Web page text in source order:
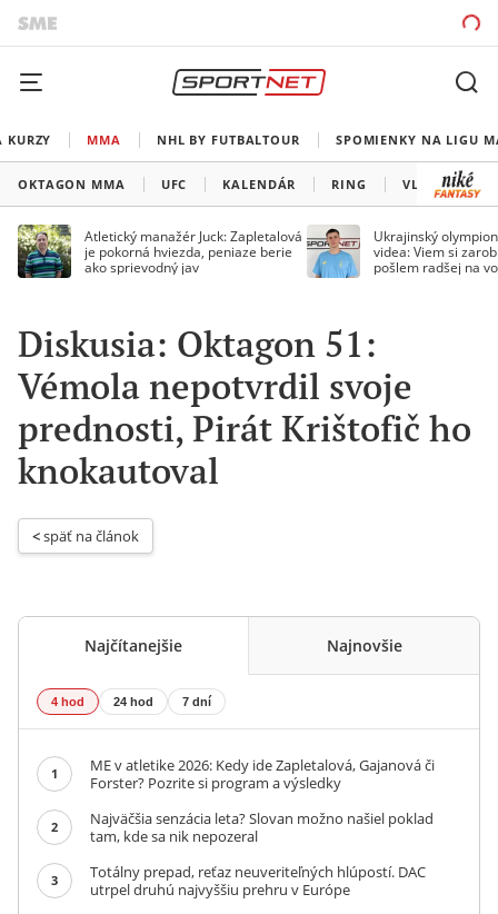
KURZY MMA NHL BY FUTBALTOUR SPOMIENKY NA LIGU
OKTAGON MMA UFC KALENDÁR RING VLADOV ROH
Atletický manažér Juck: Zapletalová
je pokorná hviezda, peniaze berie
ako sprievodný jav
Ukrajinský
videa: Viem si
pošlem radšej na
Diskusia: Oktagon 51:
Vémola nepotvrdil svoje
prednosti, Pirát Krištofič ho
knokautoval
< späť na článok
Najčítanejšie Najnovšie
4 hod 24 hod 7 dní
1
ME v atletike 2026: Kedy ide Zapletalová, Gajanová či
Forster? Pozrite si program a výsledky
2
Najväčšia senzácia leta? Slovan možno našiel poklad
tam, kde sa nik nepozeral
3
Totálny prepad, reťaz neuveriteľných hlúpostí. DAC
utrpel druhú najvyššiu prehru v Európe